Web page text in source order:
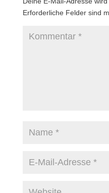
Erforderliche Felder sind